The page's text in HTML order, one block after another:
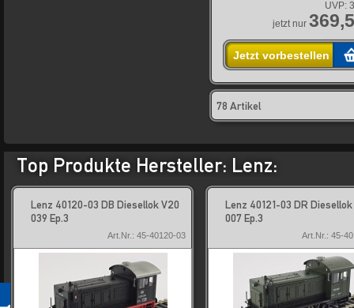
UVP:
jetzt nur
Jetzt vorbestellen
78 Artikel
Top Produkte Hersteller: Lenz:
Lenz 40120-03 DB Diesellok V20
039 Ep.3
Art.Nr.: 45-40120-03
Lenz 40121-03 DR
007 Ep.3
Art.Nr.: 45-